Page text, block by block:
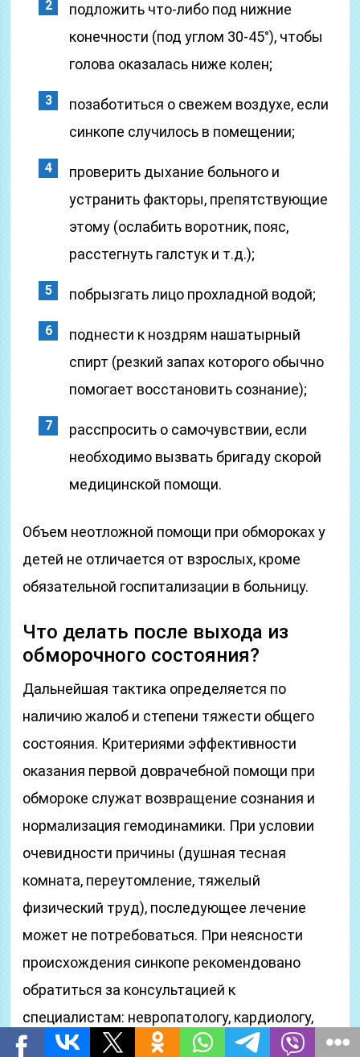
подложить что-либо под нижние
конечности (под углом 30-45°), чтобы
голова оказалась ниже колен;
позаботиться о свежем воздухе, если
синкопе случилось в помещении;
проверить дыхание больного и
устранить факторы, препятствующие
этому (ослабить воротник, пояс,
расстегнуть галстук и т.д.);
побрызгать лицо прохладной водой;
поднести к ноздрям нашатырный
спирт (резкий запах которого обычно
помогает восстановить сознание);
расспросить о самочувствии, если
необходимо вызвать бригаду скорой
медицинской помощи.
Объем неотложной помощи при обмороках у
детей не отличается от взрослых, кроме
обязательной госпитализации в больницу.
Что делать после выхода из
обморочного состояния?
Дальнейшая тактика определяется по
наличию жалоб и степени тяжести общего
состояния. Критериями эффективности
оказания первой доврачебной помощи при
обмороке служат возвращение сознания и
нормализация гемодинамики. При условии
очевидности причины (душная тесная
комната, переутомление, тяжелый
физический труд), последующее лечение
может не потребоваться. При неясности
происхождения синкопе рекомендовано
обратиться за консультацией к
специалистам: невропатологу, кардиологу,
терапевту, эндокринологу.